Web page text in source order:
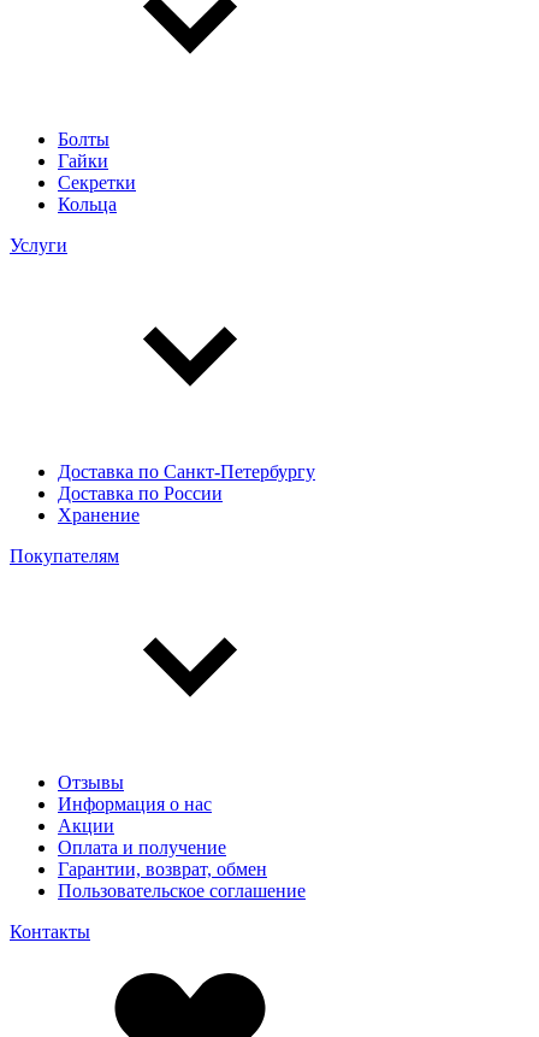
Болты
Гайки
Секретки
Кольца
Услуги
Доставка по Санкт-Петербургу
Доставка по России
Хранение
Покупателям
Отзывы
Информация о нас
Акции
Оплата и получение
Гарантии, возврат, обмен
Пользовательское соглашение
Контакты